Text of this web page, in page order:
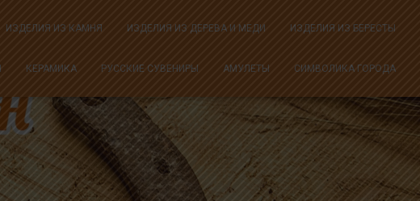
ИЗДЕЛИЯ ИЗ КАМНЯ ИЗДЕЛИЯ ИЗ ДЕРЕВА И МЕДИ ИЗДЕЛИЯ ИЗ БЕРЕСТЫ
КЕРАМИКА РУССКИЕ СУВЕНИРЫ АМУЛЕТЫ СИМВОЛИКА ГОРОДА